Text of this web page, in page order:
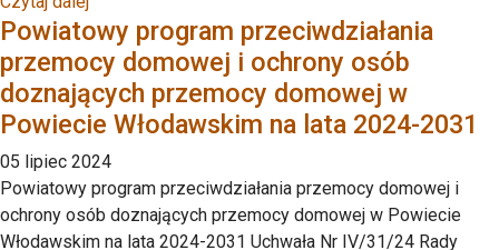
Powiatowy program przeciwdziałania
przemocy domowej i ochrony osób
doznających przemocy domowej w
Powiecie Włodawskim na lata 2024-2031
05 lipiec 2024
Powiatowy program przeciwdziałania przemocy domowej i
ochrony osób doznających przemocy domowej w Powiecie
Włodawskim na lata 2024-2031 Uchwała Nr IV/31/24 Rady